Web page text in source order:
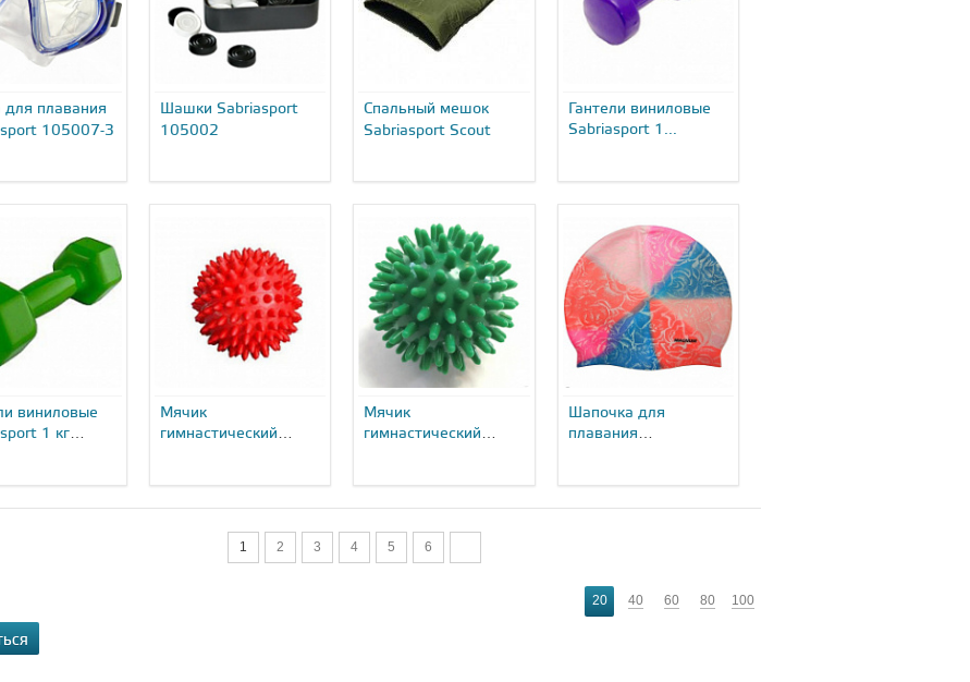
для плавания
105007-3
Шашки Sabriasport
105002
Спальный мешок
Sabriasport Scout
Гантели виниловые
Sabriasport 1...
виниловые
1 кг
Мячик
гимнастический
Мячик
гимнастический
Шапочка для
плавания
1 2 3 4 5 6
20 40 60 80 100